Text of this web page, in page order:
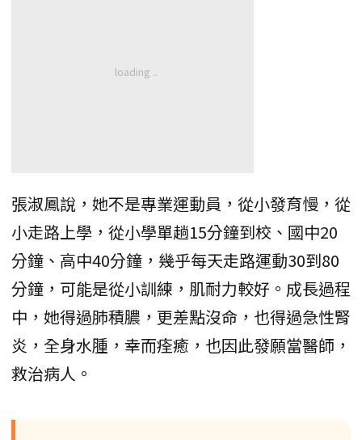
張淑鳳說，她不是專業運動員，從小發育慢，從
小走路上學，從小學單趟15分鐘到校、國中20
分鐘、高中40分鐘，幾乎每天走路運動30到80
分鐘，可能是從小訓練，肌耐力較好。成長過程
中，她得過肺積膿，更差點沒命，也得過急性腎
炎，全身水腫，幸而痊癒，也因此發願當醫師，
救治病人。